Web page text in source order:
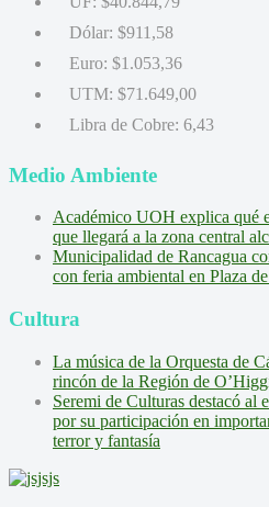
Dólar: $911,58
Euro: $1.053,36
UTM: $71.649,00
Libra de Cobre: 6,43
Medio Ambiente
Académico UOH explica qué
que llegará a la zona central
Municipalidad de Rancagua
con feria ambiental en Plaza
Cultura
La música de la Orquesta de
rincón de la Región de
Seremi de Culturas destacó al
por su participación en
terror y fantasía